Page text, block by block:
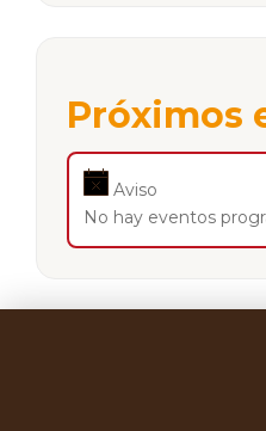
Próximos
Aviso
No hay eventos